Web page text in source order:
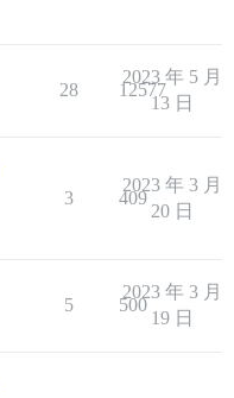
28 12577
2023 年 5 月
13 日
3 409
2023 年 3 月
20 日
5 500
2023 年 3 月
19 日